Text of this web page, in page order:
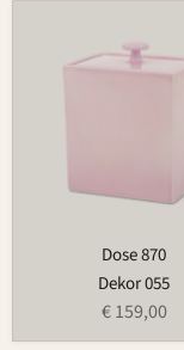
Dose 870
Dekor 055
€ 159,00